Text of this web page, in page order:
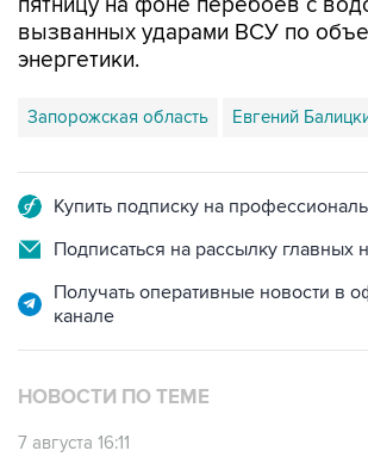
пятницу на фоне перебоев с
вызванных ударами ВСУ по
энергетики.
Запорожская область Евгений
Купить подписку на
Подписаться на рассылку главных
Получать оперативные новости в
канале
НОВОСТИ ПО ТЕМЕ
7 августа 16:11